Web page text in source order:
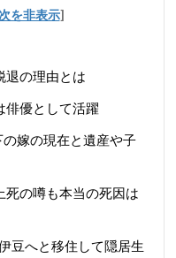
を非表示]
退の理由とは
俳優として活躍
嫁の現在と遺産や子
死の噂も本当の死因は
へと移住して隠居生